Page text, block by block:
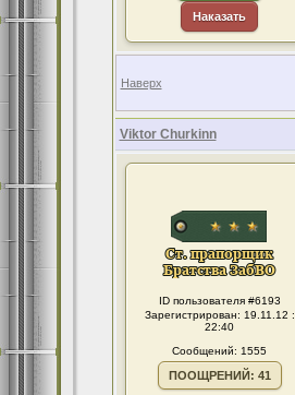
Наказать
Наверх
Viktor Churkinn
ID пользователя #6193
Зарегистрирован: 19.11.12 :
22:40
Сообщений: 1555
ПООЩРЕНИЙ: 41